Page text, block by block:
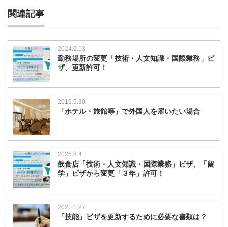
関連記事
2024.9.13
勤務場所の変更「技術・人文知識・国際業務」ビ
ザ、更新許可！
2019.5.30
「ホテル・旅館等」で外国人を雇いたい場合
2026.8.4
飲食店「技術・人文知識・国際業務」ビザ、「留
学」ビザから変更「３年」許可！
2021.1.27
「技能」ビザを更新するために必要な書類は？